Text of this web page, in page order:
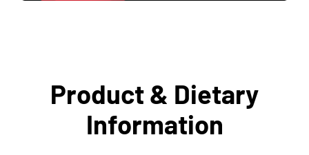
Product & Dietary
Information